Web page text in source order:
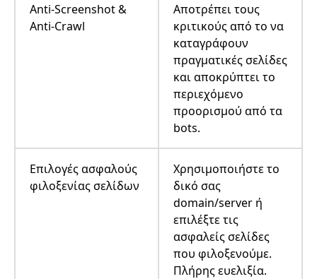
Anti-Screenshot &
Anti-Crawl
Αποτρέπει τους
κριτικούς από το να
καταγράφουν
πραγματικές σελίδες
και αποκρύπτει το
περιεχόμενο
προορισμού από τα
bots.
Επιλογές ασφαλούς
φιλοξενίας σελίδων
Χρησιμοποιήστε το
δικό σας
domain/server ή
επιλέξτε τις
ασφαλείς σελίδες
που φιλοξενούμε.
Πλήρης ευελιξία.